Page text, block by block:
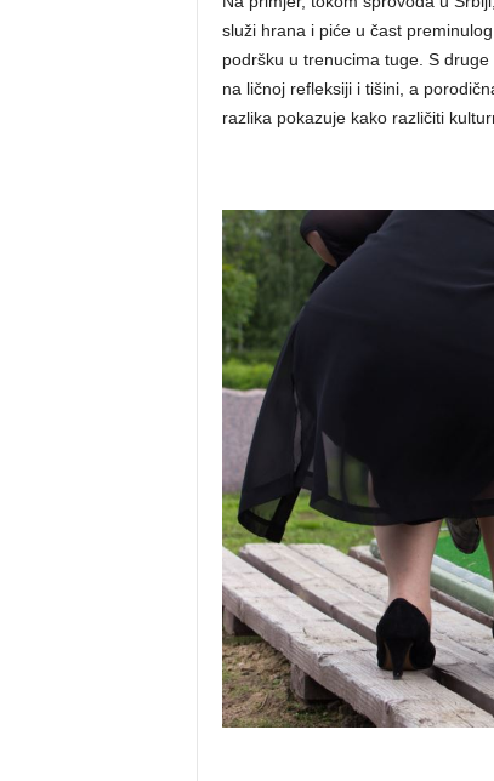
služi hrana i piće u čast
podršku u trenucima tuge. S
na ličnoj refleksiji i tišini, a
razlika pokazuje kako različiti